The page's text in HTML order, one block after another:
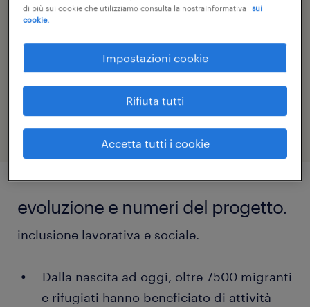
(tecnico e attitudinale)
accompagnamento dei candidati per
l’inserimento in azienda
visibilità a livello nazionale e
internazionale
evoluzione e numeri del progetto.
inclusione lavorativa e sociale.
Dalla nascita ad oggi, oltre 7500 migranti
e rifugiati hanno beneficiato di attività
di più sui cookie che utilizziamo consulta la nostraInformativa
sui
cookie.
Impostazioni cookie
Rifiuta tutti
Accetta tutti i cookie